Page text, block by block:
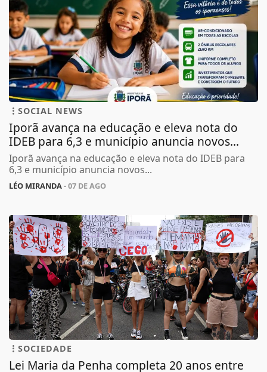
SOCIAL NEWS
Iporã avança na educação e eleva nota do
IDEB para 6,3 e município anuncia novos...
Iporã avança na educação e eleva nota do IDEB para
6,3 e município anuncia novos...
LÉO MIRANDA- 07 DE AGO
SOCIEDADE
Lei Maria da Penha completa 20 anos entre